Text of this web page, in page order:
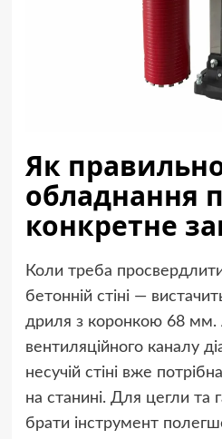
Як
обладнання
конкретне
Коли треба
бетонній стіні —
дриля з коронкою 68 мм.
вентиляційного каналу
несучій стіні вже
на станині. Для цегли та
брати інструмент